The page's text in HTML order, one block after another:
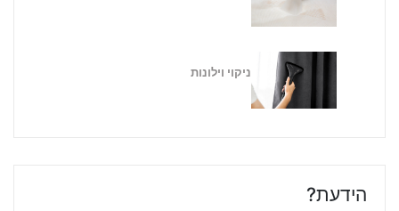
ניקוי וילונות
הידעת?